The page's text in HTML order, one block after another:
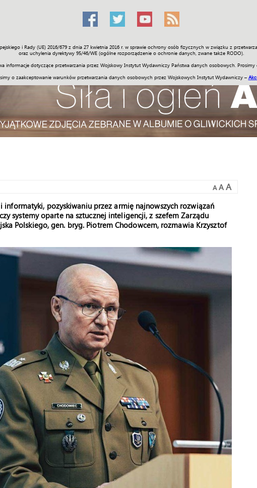
i Rady (UE) 2016/679 z dnia 27 kwietnia 2016 r. w sprawie ochrony osób fizycznych w związku z
oraz uchylenia dyrektywy 95/46/WE (ogólne rozporządzenie o ochronie danych, zwane także RODO).
informacje dotyczące przetwarzania przez Wojskowy Instytut Wydawniczy Państwa danych osobowych.
o zaakceptowanie warunków przetwarzania danych osobowych przez Wojskowych Instytut Wydawniczy –
Świat Społeczność Sport Historia Galerie Wideo ENGLISH
A A A
informatyki, pozyskiwaniu przez armię najnowszych rozwiązań
systemy oparte na sztucznej inteligencji, z szefem Zarządu
Polskiego, gen. bryg. Piotrem Chodowcem, rozmawia Krzysztof